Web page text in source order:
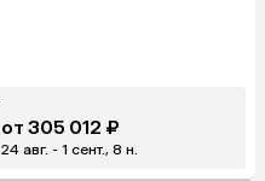
от 305 012 ₽
24 авг. - 1 сент., 8 н.